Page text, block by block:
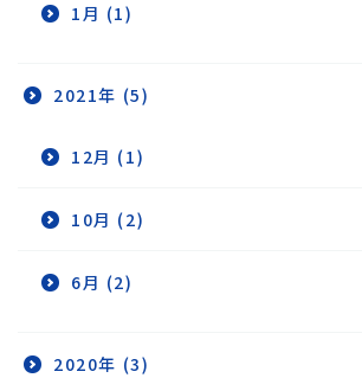
1月 (1)
2021年 (5)
12月 (1)
10月 (2)
6月 (2)
2020年 (3)